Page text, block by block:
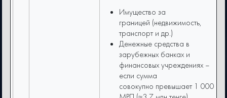
Имущество за
границей (недвижимость,
транспорт и др.)
Денежные средства в
зарубежных банках и
финансовых учреждениях –
если сумма
совокупно превышает 1 000